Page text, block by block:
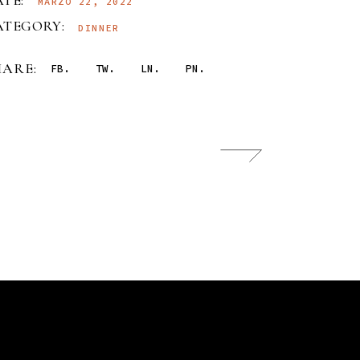
DINNER
FB TW LN PN